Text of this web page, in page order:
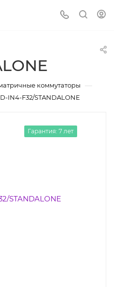
коммутаторы —
IN4-F32/STANDALONE
Гарантия: 7 лет